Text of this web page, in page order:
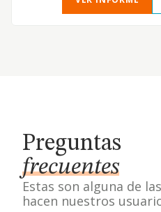
Preguntas
frecuentes
Estas son alguna de
hacen nuestros